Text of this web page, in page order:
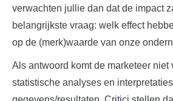
verwachten jullie dan dat de impact
belangrijkste vraag: welk effect
op de (merk)waarde van onze
Als antwoord komt de marketeer niet
statistische analyses en